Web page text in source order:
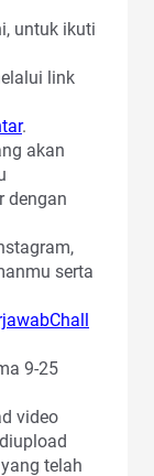
untuk ikuti
link
.
akan
dengan
serta
9-25
video
telah